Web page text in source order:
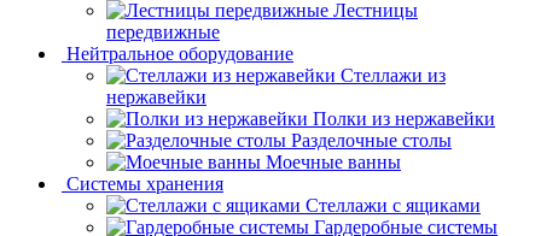
Лестницы
передвижные
Нейтральное оборудование
Стеллажи из
нержавейки
Полки из нержавейки
Разделочные столы
Моечные ванны
Системы хранения
Стеллажи с ящиками
Гардеробные системы